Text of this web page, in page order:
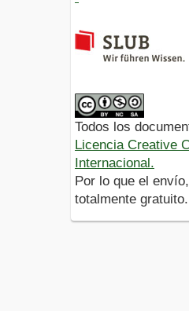
Todos los
Licencia Creative
Internacional.
Por lo que el
totalmente gratuito.